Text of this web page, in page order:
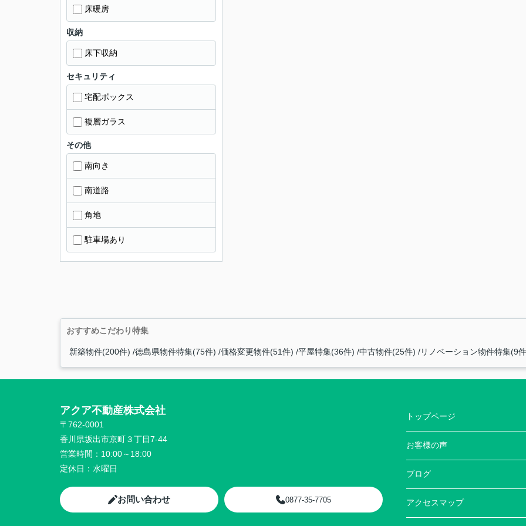
床暖房
収納
床下収納
セキュリティ
宅配ボックス
複層ガラス
その他
南向き
南道路
角地
駐車場あり
おすすめこだわり特集
新築物件(200件) 徳島県物件特集(75件) 価格変更物件(51件) 平屋特集(36件) 中古物件(25件) リノベーション物件特集(9
アクア不動産株式会社
〒762-0001
香川県坂出市京町３丁目7-44
営業時間： 10:00～18:00
定休日： 水曜日
お問い合わせ 0877-35-7705
トップページ
お客様の声
ブログ
アクセスマップ